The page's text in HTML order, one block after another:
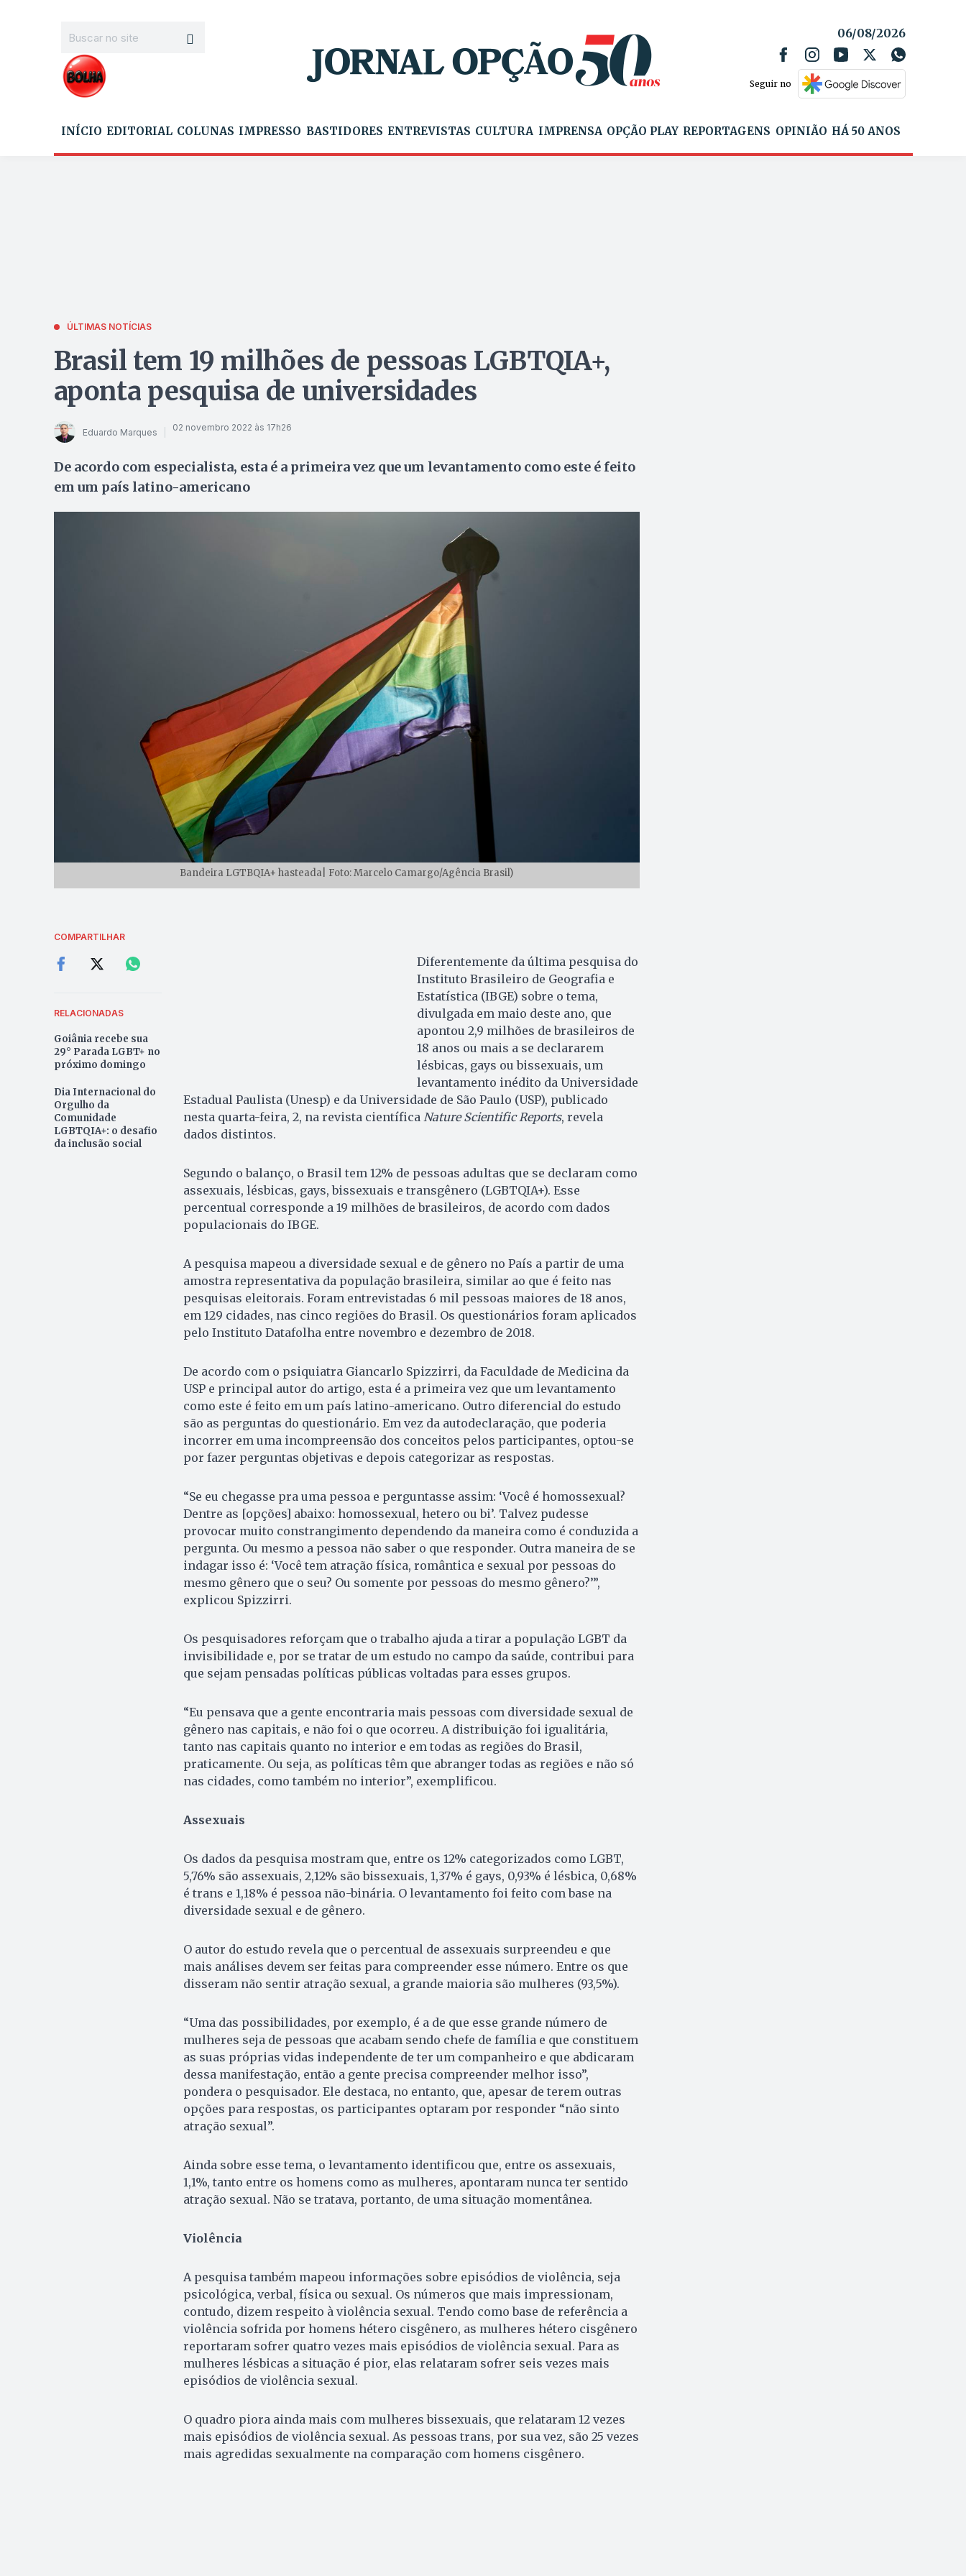
06/08/2026
Seguir no
INÍCIO EDITORIAL COLUNAS IMPRESSO BASTIDORES ENTREVISTAS CULTURA IMPRENSA OPÇÃO PLAY REPORTAGENS OPINIÃO HÁ 50 ANOS
ÚLTIMAS NOTÍCIAS
Brasil tem 19 milhões de pessoas LGBTQIA+,
aponta pesquisa de universidades
Eduardo Marques 02 novembro 2022 às 17h26
De acordo com especialista, esta é a primeira vez que um levantamento como este é feito
em um país latino-americano
Bandeira LGTBQIA+ hasteada| Foto: Marcelo Camargo/Agência Brasil)
COMPARTILHAR
RELACIONADAS
Goiânia recebe sua
29° Parada LGBT+ no
próximo domingo
Dia Internacional do
Orgulho da
Comunidade
LGBTQIA+: o desafio
da inclusão social
Diferentemente da última pesquisa do
Instituto Brasileiro de Geografia e
Estatística (IBGE) sobre o tema,
divulgada em maio deste ano, que
apontou 2,9 milhões de brasileiros de
18 anos ou mais a se declararem
lésbicas, gays ou bissexuais, um
levantamento inédito da Universidade
Estadual Paulista (Unesp) e da Universidade de São Paulo (USP), publicado
nesta quarta-feira, 2, na revista científica Nature Scientific Reports, revela
dados distintos.
Segundo o balanço, o Brasil tem 12% de pessoas adultas que se declaram como
assexuais, lésbicas, gays, bissexuais e transgênero (LGBTQIA+). Esse
percentual corresponde a 19 milhões de brasileiros, de acordo com dados
populacionais do IBGE.
A pesquisa mapeou a diversidade sexual e de gênero no País a partir de uma
amostra representativa da população brasileira, similar ao que é feito nas
pesquisas eleitorais. Foram entrevistadas 6 mil pessoas maiores de 18 anos,
em 129 cidades, nas cinco regiões do Brasil. Os questionários foram aplicados
pelo Instituto Datafolha entre novembro e dezembro de 2018.
De acordo com o psiquiatra Giancarlo Spizzirri, da Faculdade de Medicina da
USP e principal autor do artigo, esta é a primeira vez que um levantamento
como este é feito em um país latino-americano. Outro diferencial do estudo
são as perguntas do questionário. Em vez da autodeclaração, que poderia
incorrer em uma incompreensão dos conceitos pelos participantes, optou-se
por fazer perguntas objetivas e depois categorizar as respostas.
“Se eu chegasse pra uma pessoa e perguntasse assim: ‘Você é homossexual?
Dentre as [opções] abaixo: homossexual, hetero ou bi’. Talvez pudesse
provocar muito constrangimento dependendo da maneira como é conduzida a
pergunta. Ou mesmo a pessoa não saber o que responder. Outra maneira de se
indagar isso é: ‘Você tem atração física, romântica e sexual por pessoas do
mesmo gênero que o seu? Ou somente por pessoas do mesmo gênero?’”,
explicou Spizzirri.
Os pesquisadores reforçam que o trabalho ajuda a tirar a população LGBT da
invisibilidade e, por se tratar de um estudo no campo da saúde, contribui para
que sejam pensadas políticas públicas voltadas para esses grupos.
“Eu pensava que a gente encontraria mais pessoas com diversidade sexual de
gênero nas capitais, e não foi o que ocorreu. A distribuição foi igualitária,
tanto nas capitais quanto no interior e em todas as regiões do Brasil,
praticamente. Ou seja, as políticas têm que abranger todas as regiões e não só
nas cidades, como também no interior”, exemplificou.
Assexuais
Os dados da pesquisa mostram que, entre os 12% categorizados como LGBT,
5,76% são assexuais, 2,12% são bissexuais, 1,37% é gays, 0,93% é lésbica, 0,68%
é trans e 1,18% é pessoa não-binária. O levantamento foi feito com base na
diversidade sexual e de gênero.
O autor do estudo revela que o percentual de assexuais surpreendeu e que
mais análises devem ser feitas para compreender esse número. Entre os que
disseram não sentir atração sexual, a grande maioria são mulheres (93,5%).
“Uma das possibilidades, por exemplo, é a de que esse grande número de
mulheres seja de pessoas que acabam sendo chefe de família e que constituem
as suas próprias vidas independente de ter um companheiro e que abdicaram
dessa manifestação, então a gente precisa compreender melhor isso”,
pondera o pesquisador. Ele destaca, no entanto, que, apesar de terem outras
opções para respostas, os participantes optaram por responder “não sinto
atração sexual”.
Ainda sobre esse tema, o levantamento identificou que, entre os assexuais,
1,1%, tanto entre os homens como as mulheres, apontaram nunca ter sentido
atração sexual. Não se tratava, portanto, de uma situação momentânea.
Violência
A pesquisa também mapeou informações sobre episódios de violência, seja
psicológica, verbal, física ou sexual. Os números que mais impressionam,
contudo, dizem respeito à violência sexual. Tendo como base de referência a
violência sofrida por homens hétero cisgênero, as mulheres hétero cisgênero
reportaram sofrer quatro vezes mais episódios de violência sexual. Para as
mulheres lésbicas a situação é pior, elas relataram sofrer seis vezes mais
episódios de violência sexual.
O quadro piora ainda mais com mulheres bissexuais, que relataram 12 vezes
mais episódios de violência sexual. As pessoas trans, por sua vez, são 25 vezes
mais agredidas sexualmente na comparação com homens cisgênero.